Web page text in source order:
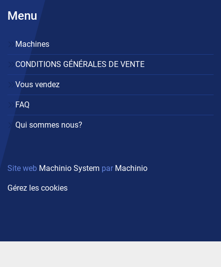
Menu
Machines
CONDITIONS GÉNÉRALES DE VENTE
Vous vendez
FAQ
Qui sommes nous?
Site web Machinio System par Machinio
Gérez les cookies